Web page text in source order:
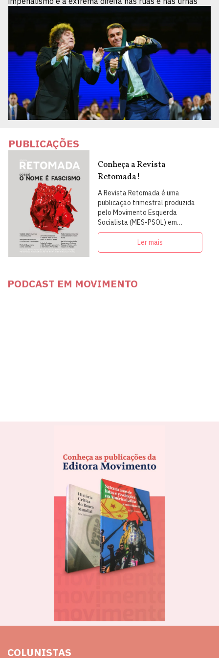
PUBLICAÇÕES
Conheça a Revista
Retomada!
A Revista Retomada é uma
publicação trimestral produzida
pelo Movimento Esquerda
Socialista (MES-PSOL) em
articulação com intelectuais,
militantes e artistas
Ler mais
PODCAST EM MOVIMENTO
COLUNISTAS